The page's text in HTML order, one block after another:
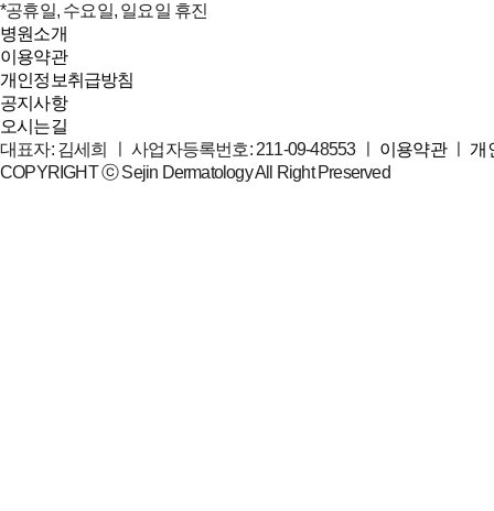
*공휴일, 수요일, 일요일 휴진
병원소개
이용약관
개인정보취급방침
공지사항
오시는길
대표자: 김세희 ㅣ 사업자등록번호: 211-09-48553 ㅣ 이용약관ㅣ개
COPYRIGHT ⓒ Sejin Dermatology All Right Preserved